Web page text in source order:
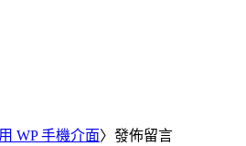
WP 手機介面〉發佈留言